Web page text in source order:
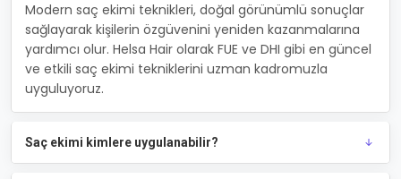
Modern saç ekimi teknikleri, doğal görünümlü sonuçlar
sağlayarak kişilerin özgüvenini yeniden kazanmalarına
yardımcı olur. Helsa Hair olarak FUE ve DHI gibi en güncel
ve etkili saç ekimi tekniklerini uzman kadromuzla
uyguluyoruz.
Saç ekimi kimlere uygulanabilir?